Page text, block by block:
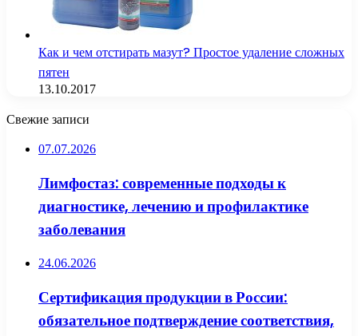
Как и чем отстирать мазут? Простое удаление сложных
пятен
13.10.2017
Свежие записи
07.07.2026
Лимфостаз: современные подходы к
диагностике, лечению и профилактике
заболевания
24.06.2026
Сертификация продукции в России:
обязательное подтверждение соответствия,